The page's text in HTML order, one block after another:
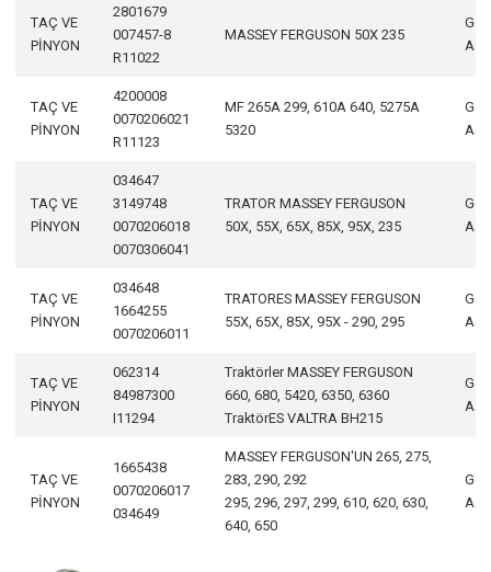
TAÇ VE
PİNYON
2801679
007457-8
R11022
MASSEY FERGUSON 50X 235
TAÇ VE
PİNYON
4200008
0070206021
R11123
MF 265A 299, 610A 640, 5275A
5320
TAÇ VE
PİNYON
034647
3149748
0070206018
0070306041
TRATOR MASSEY FERGUSON
50X, 55X, 65X, 85X, 95X, 235
TAÇ VE
PİNYON
034648
1664255
0070206011
TRATORES MASSEY FERGUSON
55X, 65X, 85X, 95X - 290, 295
TAÇ VE
PİNYON
062314
84987300
I11294
Traktörler MASSEY FERGUSON
660, 680, 5420, 6350, 6360
TraktörES VALTRA BH215
TAÇ VE
PİNYON
1665438
0070206017
034649
MASSEY FERGUSON'UN 265, 275,
283, 290, 292
295, 296, 297, 299, 610, 620, 630,
640, 650